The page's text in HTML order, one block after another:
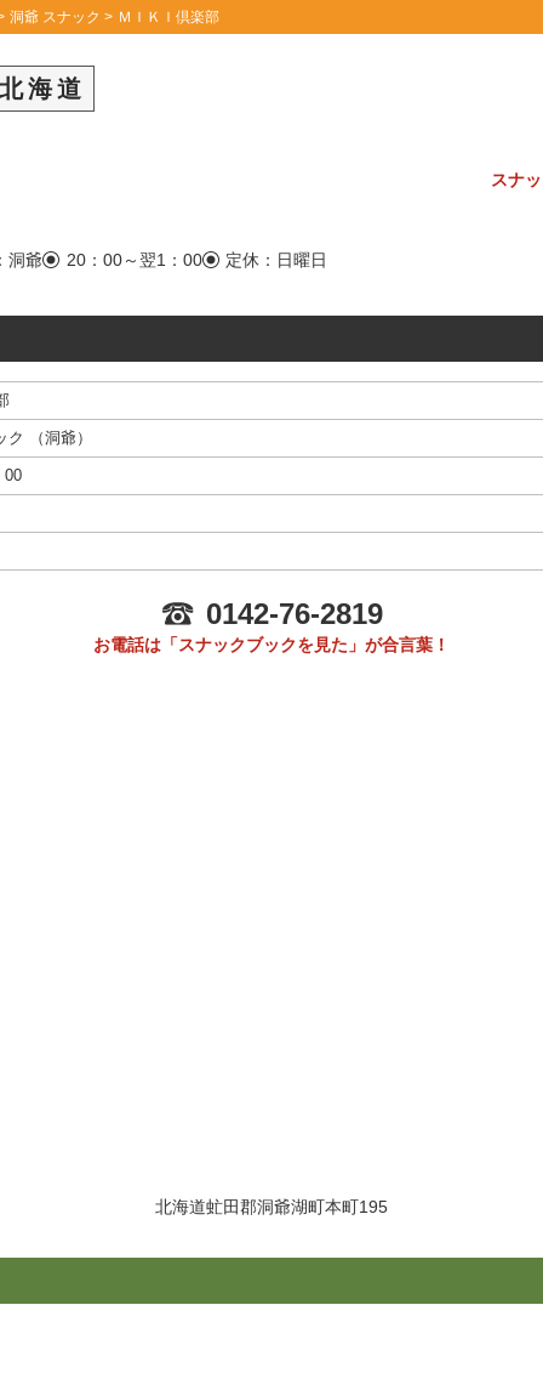
洞爺 スナック ＭＩＫＩ倶楽部
北海道
洞爺 20：00～翌1：00 定休：日曜日
スナ
ク （洞爺 ）
00
0142-76-2819
お電話は「スナックブックを見た」が合言葉！
北海道虻田郡洞爺湖町本町195